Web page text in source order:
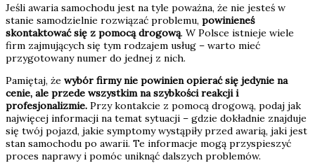
Jeśli awaria samochodu jest na tyle poważna, że nie jesteś w
stanie samodzielnie rozwiązać problemu, powinieneś
skontaktować się z pomocą drogową. W Polsce istnieje wiele
firm zajmujących się tym rodzajem usług – warto mieć
przygotowany numer do jednej z nich.
Pamiętaj, że wybór firmy nie powinien opierać się jedynie na
cenie, ale przede wszystkim na szybkości reakcji i
profesjonalizmie. Przy kontakcie z pomocą drogową, podaj jak
najwięcej informacji na temat sytuacji – gdzie dokładnie znajduje
się twój pojazd, jakie symptomy wystąpiły przed awarią, jaki jest
stan samochodu po awarii. Te informacje mogą przyspieszyć
proces naprawy i pomóc uniknąć dalszych problemów.